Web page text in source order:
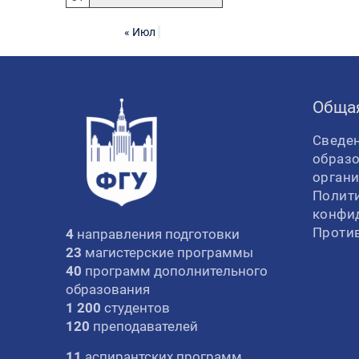
« Июл
4 направления подготовки
23 магистерские программы
40 программ дополнительного
образования
1 200 студентов
120 преподавателей